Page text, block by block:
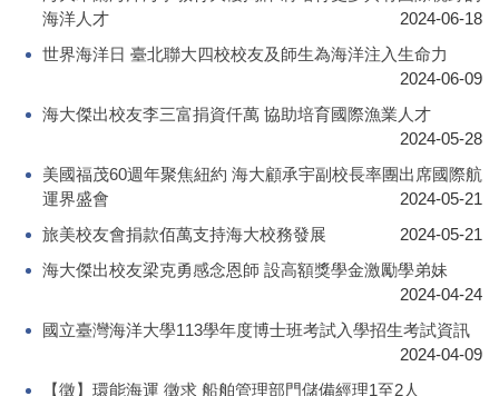
海洋人才
2024-06-18
世界海洋日 臺北聯大四校校友及師生為海洋注入生命力
2024-06-09
海大傑出校友李三富捐資仟萬 協助培育國際漁業人才
2024-05-28
美國福茂60週年聚焦紐約 海大顧承宇副校長率團出席國際航
運界盛會
2024-05-21
旅美校友會捐款佰萬支持海大校務發展
2024-05-21
海大傑出校友梁克勇感念恩師 設高額獎學金激勵學弟妹
2024-04-24
國立臺灣海洋大學113學年度博士班考試入學招生考試資訊
2024-04-09
【徵】環能海運 徵求 船舶管理部門儲備經理1至2人